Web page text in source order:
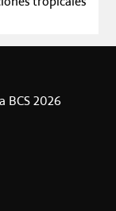
BCS 2026